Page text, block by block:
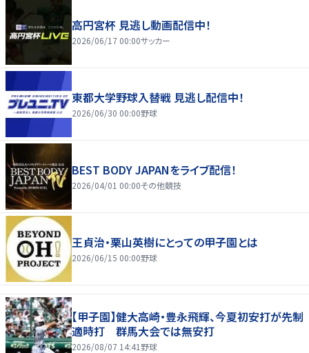
高円宮杯 見逃し動画配信中！
2026/06/17 00:00サッカー
東都大学野球入替戦 見逃し配信中！
2026/06/30 00:00野球
BEST BODY JAPANをライブ配信！
2026/04/01 00:00その他競技
王貞治・栗山英樹にとっての甲子園とは
2026/06/15 00:00野球
【甲子園】健大高崎・豊永飛輝、今夏初安打が先制
適時打 群馬大会では無安打
2026/08/07 14:41 野球